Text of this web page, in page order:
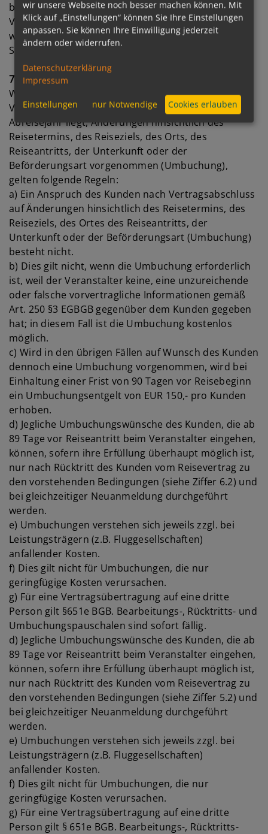
bedingt durch die eingeschränkte medizinische
Versorgung an Bord des Schiffes raten wir
werdenden Müttern ab der 24.
Schwangerschaftswoche von einer Kreuzfahrt ab.
7. Umbuchungen
Werden auf Wunsch des Kunden nach
Vertragsabschluss für einen Termin, der im gleichen
Abreisejahr liegt, Änderungen hinsichtlich des
Reisetermins, des Reiseziels, des Orts, des
Reiseantritts, der Unterkunft oder der
Beförderungsart vorgenommen (Umbuchung),
gelten folgende Regeln:
a) Ein Anspruch des Kunden nach Vertragsabschluss
auf Änderungen hinsichtlich des Reisetermins, des
Reiseziels, des Ortes des Reiseantritts, der
Unterkunft oder der Beförderungsart (Umbuchung)
besteht nicht.
b) Dies gilt nicht, wenn die Umbuchung erforderlich
ist, weil der Veranstalter keine, eine unzureichende
oder falsche vorvertragliche Informationen gemäß
Art. 250 §3 EGBGB gegenüber dem Kunden gegeben
hat; in diesem Fall ist die Umbuchung kostenlos
möglich.
c) Wird in den übrigen Fällen auf Wunsch des Kunden
dennoch eine Umbuchung vorgenommen, wird bei
Einhaltung einer Frist von 90 Tagen vor Reisebeginn
ein Umbuchungsentgelt von EUR 150,- pro Kunden
erhoben.
d) Jegliche Umbuchungswünsche des Kunden, die ab
89 Tage vor Reiseantritt beim Veranstalter eingehen,
können, sofern ihre Erfüllung überhaupt möglich ist,
nur nach Rücktritt des Kunden vom Reisevertrag zu
den vorstehenden Bedingungen (siehe Ziffer 6.2) und
bei gleichzeitiger Neuanmeldung durchgeführt
werden.
e) Umbuchungen verstehen sich jeweils zzgl. bei
Leistungsträgern (z.B. Fluggesellschaften)
anfallender Kosten.
f) Dies gilt nicht für Umbuchungen, die nur
geringfügige Kosten verursachen.
g) Für eine Vertragsübertragung auf eine dritte
Person gilt §651e BGB. Bearbeitungs-, Rücktritts- und
Umbuchungspauschalen sind sofort fällig.
d) Jegliche Umbuchungswünsche des Kunden, die ab
89 Tage vor Reiseantritt beim Veranstalter eingehen,
können, sofern ihre Erfüllung überhaupt möglich ist,
nur nach Rücktritt des Kunden vom Reisevertrag zu
den vorstehenden Bedingungen (siehe Ziffer 5.2) und
bei gleichzeitiger Neuanmeldung durchgeführt
werden.
e) Umbuchungen verstehen sich jeweils zzgl. bei
Leistungsträgern (z.B. Fluggesellschaften)
anfallender Kosten.
f) Dies gilt nicht für Umbuchungen, die nur
geringfügige Kosten verursachen.
g) Für eine Vertragsübertragung auf eine dritte
Person gilt § 651e BGB. Bearbeitungs-, Rücktritts-
wir unsere Webseite noch besser machen können. Mit
Klick auf „Einstellungen“ können Sie Ihre Einstellungen
anpassen. Sie können Ihre Einwilligung jederzeit
ändern oder widerrufen.
Datenschutzerklärung
Impressum
Einstellungen nur Notwendige Cookies erlauben